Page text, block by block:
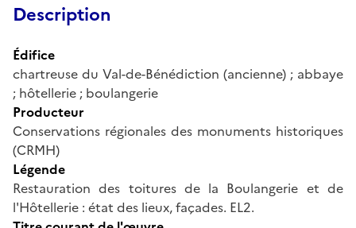
Description
Édifice
chartreuse du Val-de-Bénédiction (ancienne) ; abbaye
; hôtellerie ; boulangerie
Producteur
Conservations régionales des monuments historiques
(CRMH)
Légende
Restauration des toitures de la Boulangerie et de
l'Hôtellerie : état des lieux, façades. EL2.